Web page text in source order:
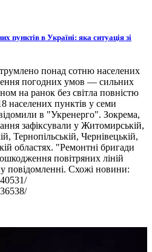
пунктів в Україні: яка ситуація зі
понад сотню населених
погодних умов — сильних
на ранок без світла повністю
населених пунктів у семи
в "Укренерго". Зокрема,
зафіксували у Житомирській,
Тернопільській, Чернівецькій,
областях. "Ремонтні бригади
повітряних ліній
повідомленні. Схожі новини: